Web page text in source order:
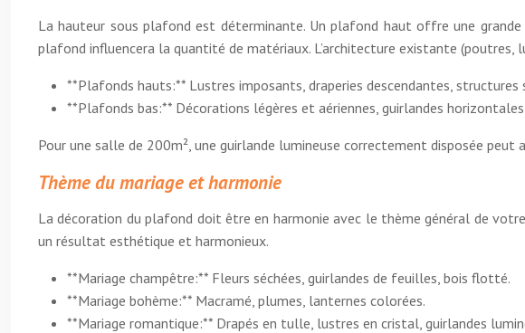
La hauteur sous plafond est déterminante. Un plafond haut offre une grande
plafond influencera la quantité de matériaux. L’architecture existante (poutres,
**Plafonds hauts:** Lustres imposants, draperies descendantes, structures
**Plafonds bas:** Décorations légères et aériennes, guirlandes
Pour une salle de 200m², une guirlande lumineuse correctement disposée
Thème du mariage et harmonie
La décoration du plafond doit être en harmonie avec le thème général de
un résultat esthétique et harmonieux.
**Mariage champêtre:** Fleurs séchées, guirlandes de feuilles, bois flotté.
**Mariage bohème:** Macramé, plumes, lanternes colorées.
**Mariage romantique:** Drapés en tulle, lustres en cristal, guirlandes